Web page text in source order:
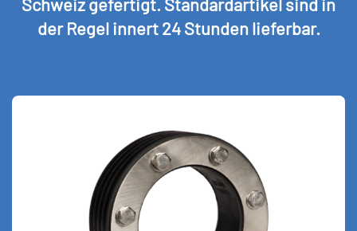
der Regel innert 24 Stunden lieferbar.